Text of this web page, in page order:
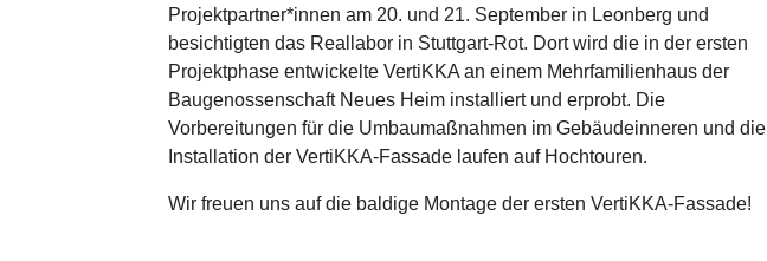
Projektpartner*innen am 20. und 21. September in Leonberg und
besichtigten das Reallabor in Stuttgart-Rot. Dort wird die in der ersten
Projektphase entwickelte VertiKKA an einem Mehrfamilienhaus der
Baugenossenschaft Neues Heim installiert und erprobt. Die
Vorbereitungen für die Umbaumaßnahmen im Gebäudeinneren und die
Installation der VertiKKA-Fassade laufen auf Hochtouren.
Wir freuen uns auf die baldige Montage der ersten VertiKKA-Fassade!